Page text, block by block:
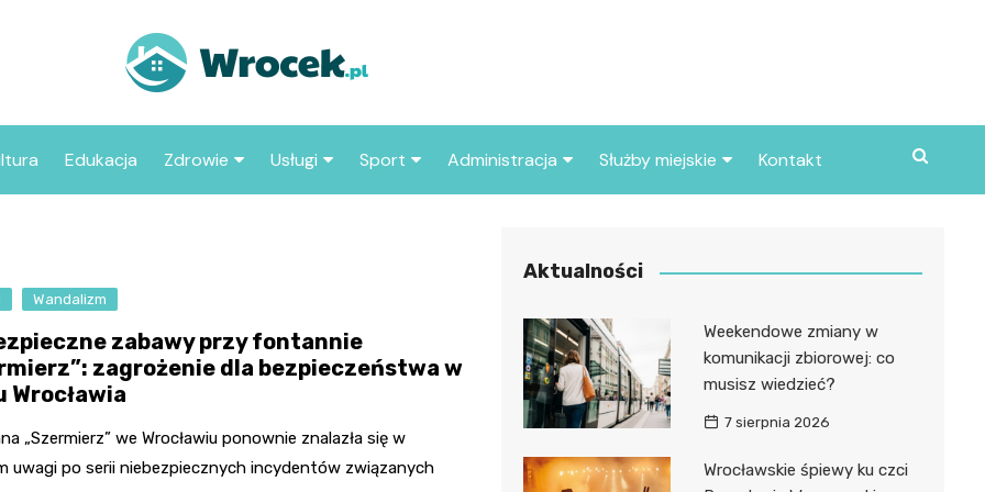
we
Edukacja Zdrowie Usługi
Stacja paliw
Restauracja
Adwokat
Sport Administracja
Urząd miasta
Służby miejskie
Policja
Kontakt
Wandalizm
zabawy przy fontannie
zagrożenie dla bezpieczeństwa w
Wrocławia
„Szermierz” we Wrocławiu ponownie znalazła się w
uwagi po serii niebezpiecznych incydentów związanych
Aktualności
Weekendowe zmiany w
komunikacji zbiorowej: co
musisz wiedzieć?
7 sierpnia 2026
Wrocławskie śpiewy ku czci